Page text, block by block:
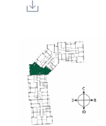
Офис продаж
О компании
Онлайн-запись